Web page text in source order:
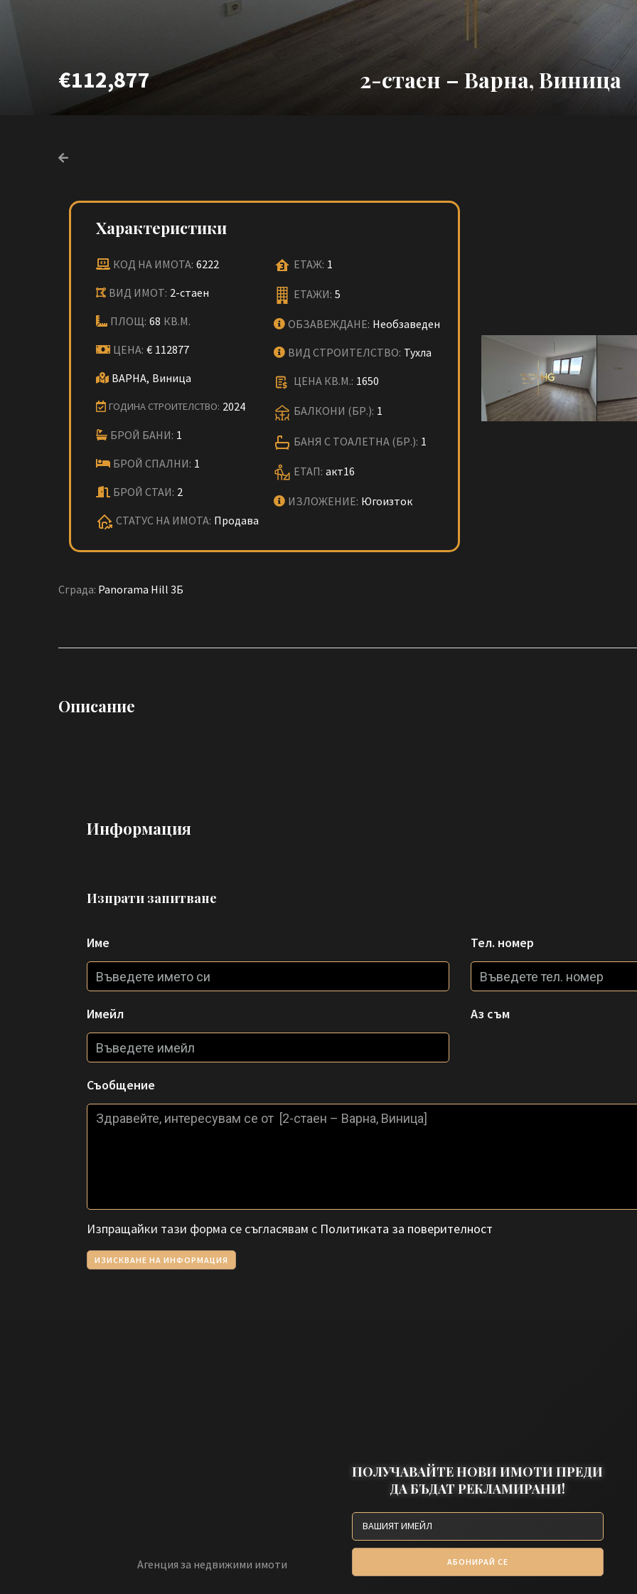
€112,877 2-стаен – Варна, Виница
Характеристики
КОД НА ИМОТА: 6222
ВИД ИМОТ: 2-стаен
ПЛОЩ: 68 КВ.М.
ЦЕНА: € 112877
ВАРНА, Виница
ГОДИНА СТРОИТЕЛСТВО: 2024
БРОЙ БАНИ: 1
БРОЙ СПАЛНИ: 1
БРОЙ СТАИ: 2
СТАТУС НА ИМОТА: Продава
ЕТАЖ: 1
ЕТАЖИ: 5
ОБЗАВЕЖДАНЕ: Необзаведен
ВИД СТРОИТЕЛСТВО: Тухла
ЦЕНА КВ.М.: 1650
БАЛКОНИ (БР.): 1
БАНЯ С ТОАЛЕТНА (БР.): 1
ЕТАП: акт16
ИЗЛОЖЕНИЕ: Югоизток
Сграда: Panorama Hill 3Б
Описание
Информация
Изпрати запитване
Име Тел. номер
Имейл Аз съм
Съобщение
Изпращайки тази форма се съгласявам с Политиката за поверителност
ИЗИСКВАНЕ НА ИНФОРМАЦИЯ
Агенция за недвижими имоти
ПОЛУЧАВАЙТЕ НОВИ ИМОТИ ПРЕДИ
ДА БЪДАТ РЕКЛАМИРАНИ!
АБОНИРАЙ СЕ